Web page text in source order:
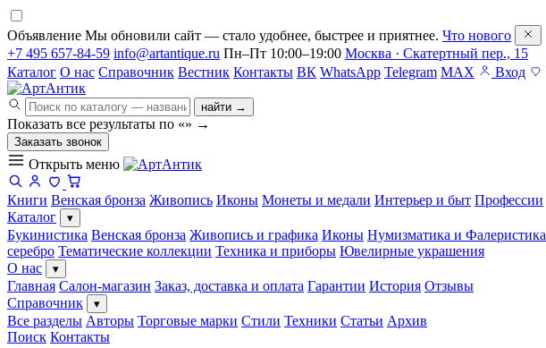
Объявление Мы обновили сайт — стало удобнее, быстрее и приятнее. Что нового
+7 495 657-84-59 info@artantique.ru Пн–Пт 10:00–19:00 Москва · Скатертный пер., 15
Каталог О нас Справочник Вестник Контакты ВК WhatsApp Telegram MAX Вход
найти →
Показать все результаты по «» →
Заказать звонок
Открыть меню
Книги Венская бронза Живопись Иконы Монеты и медали Интерьер и быт Профессии
Каталог
▾
Букинистика Венская бронза Живопись и графика Иконы Нумизматика и Фалеристика
серебро Тематические коллекции Техника и приборы Ювелирные украшения
О нас
▾
Главная Салон-магазин Заказ, доставка и оплата Гарантии История Отзывы
Справочник
▾
Все разделы Авторы Торговые марки Стили Техники Статьи Архив
Поиск Контакты